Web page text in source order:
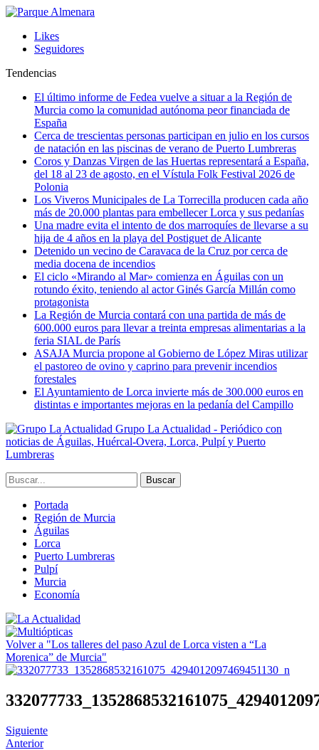
Likes
Seguidores
Tendencias
El último informe de Fedea vuelve a situar a la Región de
Murcia como la comunidad autónoma peor financiada de
España
Cerca de trescientas personas participan en julio en los cursos
de natación en las piscinas de verano de Puerto Lumbreras
Coros y Danzas Virgen de las Huertas representará a España,
del 18 al 23 de agosto, en el Vístula Folk Festival 2026 de
Polonia
Los Viveros Municipales de La Torrecilla producen cada año
más de 20.000 plantas para embellecer Lorca y sus pedanías
Una madre evita el intento de dos marroquíes de llevarse a su
hija de 4 años en la playa del Postiguet de Alicante
Detenido un vecino de Caravaca de la Cruz por cerca de
media docena de incendios
El ciclo «Mirando al Mar» comienza en Águilas con un
rotundo éxito, teniendo al actor Ginés García Millán como
protagonista
La Región de Murcia contará con una partida de más de
600.000 euros para llevar a treinta empresas alimentarias a la
feria SIAL de París
ASAJA Murcia propone al Gobierno de López Miras utilizar
el pastoreo de ovino y caprino para prevenir incendios
forestales
El Ayuntamiento de Lorca invierte más de 300.000 euros en
distintas e importantes mejoras en la pedanía del Campillo
Grupo La Actualidad - Periódico con
noticias de Águilas, Huércal-Overa, Lorca, Pulpí y Puerto
Lumbreras
Portada
Región de Murcia
Águilas
Lorca
Puerto Lumbreras
Pulpí
Murcia
Economía
Volver a "Los talleres del paso Azul de Lorca visten a “La
Morenica” de Murcia"
Siguiente
Anterior